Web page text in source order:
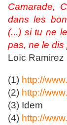
Camarade,
dans les
(...) si tu ne
pas, ne le dis
Loïc Ramirez
(1) http://
(2) http://
(3) Idem
(4) http://